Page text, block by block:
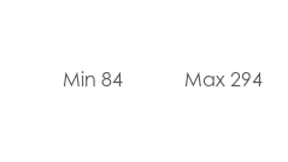
Min 84 Max 294